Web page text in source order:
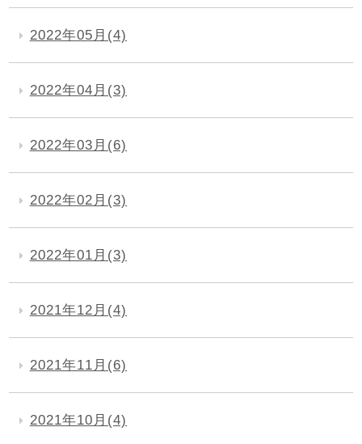
2022年05月(4)
2022年04月(3)
2022年03月(6)
2022年02月(3)
2022年01月(3)
2021年12月(4)
2021年11月(6)
2021年10月(4)